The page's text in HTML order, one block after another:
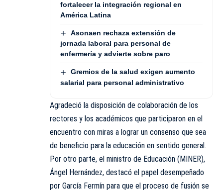
fortalecer la integración regional en
América Latina
Asonaen rechaza extensión de
jornada laboral para personal de
enfermería y advierte sobre paro
Gremios de la salud exigen aumento
salarial para personal administrativo
Agradeció la disposición de colaboración de los
rectores y los académicos que participaron en el
encuentro con miras a lograr un consenso que sea
de beneficio para la educación en sentido general.
Por otro parte, el ministro de Educación (MINER),
Ángel Hernández, destacó el papel desempeñado
por García Fermín para que el proceso de fusión se